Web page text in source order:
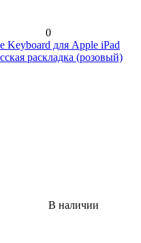
0
Keyboard для Apple iPad
раскладка (розовый)
В наличии